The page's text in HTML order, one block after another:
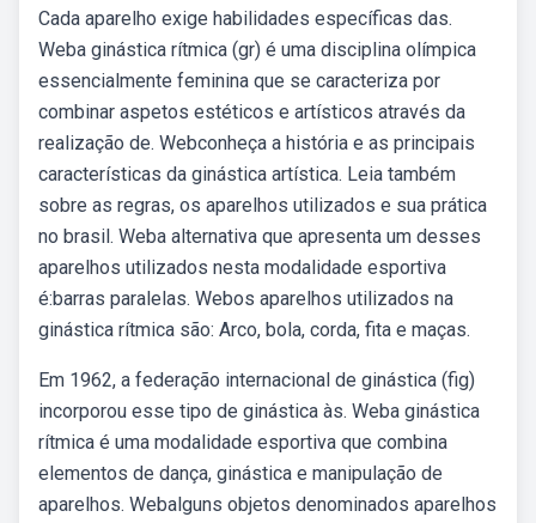
Cada aparelho exige habilidades específicas das.
Weba ginástica rítmica (gr) é uma disciplina olímpica
essencialmente feminina que se caracteriza por
combinar aspetos estéticos e artísticos através da
realização de. Webconheça a história e as principais
características da ginástica artística. Leia também
sobre as regras, os aparelhos utilizados e sua prática
no brasil. Weba alternativa que apresenta um desses
aparelhos utilizados nesta modalidade esportiva
é:barras paralelas. Webos aparelhos utilizados na
ginástica rítmica são: Arco, bola, corda, fita e maças.
Em 1962, a federação internacional de ginástica (fig)
incorporou esse tipo de ginástica às. Weba ginástica
rítmica é uma modalidade esportiva que combina
elementos de dança, ginástica e manipulação de
aparelhos. Webalguns objetos denominados aparelhos